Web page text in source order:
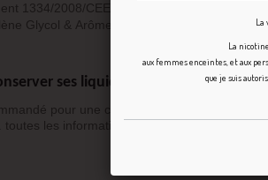
1334/2008/CEE
Glycol & Arôme alimentaire
ses liquides DIY Bloody
pour une conservation à long terme
les informations sont disponibles dans
La
La
aux femmes enceintes, et aux
que je suis